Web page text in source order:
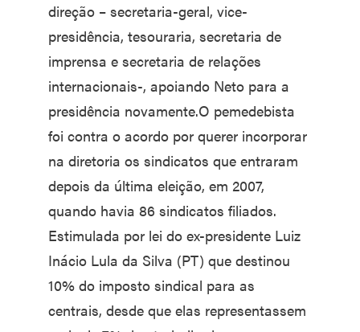
direção – secretaria-geral, vice-
presidência, tesouraria, secretaria de
imprensa e secretaria de relações
internacionais-, apoiando Neto para a
presidência novamente.O pemedebista
foi contra o acordo por querer incorporar
na diretoria os sindicatos que entraram
depois da última eleição, em 2007,
quando havia 86 sindicatos filiados.
Estimulada por lei do ex-presidente Luiz
Inácio Lula da Silva (PT) que destinou
10% do imposto sindical para as
centrais, desde que elas representassem